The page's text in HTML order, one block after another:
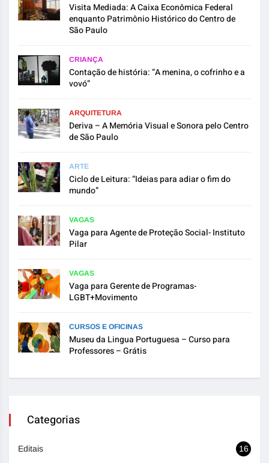
Visita Mediada: A Caixa Econômica Federal
enquanto Patrimônio Histórico do Centro de
São Paulo
CRIANÇA
Contação de história: “A menina, o cofrinho e a
vovó”
ARQUITETURA
Deriva – A Memória Visual e Sonora pelo Centro
de São Paulo
ARTE
Ciclo de Leitura: “Ideias para adiar o fim do
mundo”
VAGAS
Vaga para Agente de Proteção Social- Instituto
Pilar
VAGAS
Vaga para Gerente de Programas-
LGBT+Movimento
CURSOS E OFICINAS
Museu da Lingua Portuguesa – Curso para
Professores – Grátis
Categorias
Editais 16